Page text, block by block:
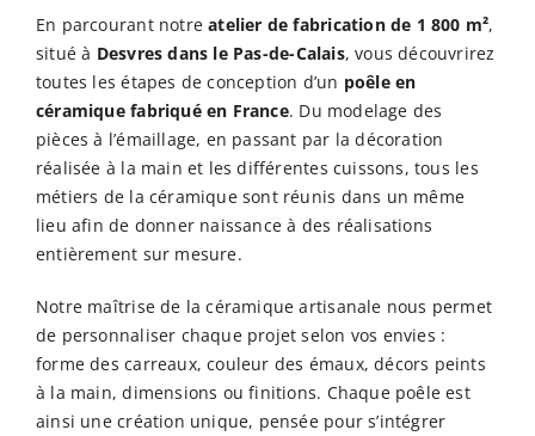
En parcourant notreatelier de fabrication de 1 800 m²,
situé à Desvres dans le Pas-de-Calais, vous découvrirez
toutes les étapes de conception d’un poêle en
céramique fabriqué en France. Du modelage des
pièces à l’émaillage, en passant par la décoration
réalisée à la main et les différentes cuissons, tous les
métiers de la céramique sont réunis dans un même
lieu afin de donner naissance à des réalisations
entièrement sur mesure.
Notre maîtrise de la céramique artisanale nous permet
de personnaliser chaque projet selon vos envies :
forme des carreaux, couleur des émaux, décors peints
à la main, dimensions ou finitions. Chaque poêle est
ainsi une création unique, pensée pour s’intégrer